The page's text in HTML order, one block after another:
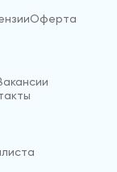
Оферта